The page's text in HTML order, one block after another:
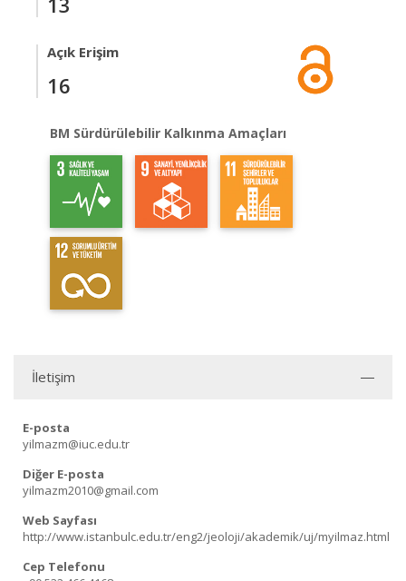
Açık Erişim
16
BM Sürdürülebilir Kalkınma Amaçları
İletişim
E-posta
yilmazm@iuc.edu.tr
Diğer E-posta
yilmazm2010@gmail.com
Web Sayfası
http://www.istanbulc.edu.tr/eng2/jeoloji/akademik/uj/myilmaz.html
Cep Telefonu